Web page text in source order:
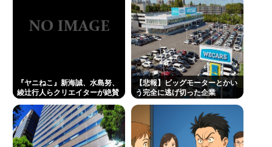
『ヤニねこ』新海誠、水島努、
綾辻行人らクリエイターが絶賛
【悲報】ビッグモーターとかい
う完全に逃げ切った企業